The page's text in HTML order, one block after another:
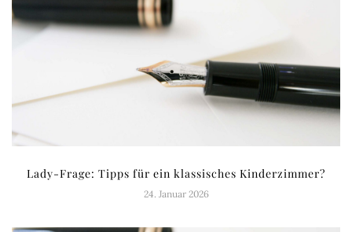
Lady-Frage: Tipps für ein klassisches Kinderzimmer?
24. Januar 2026